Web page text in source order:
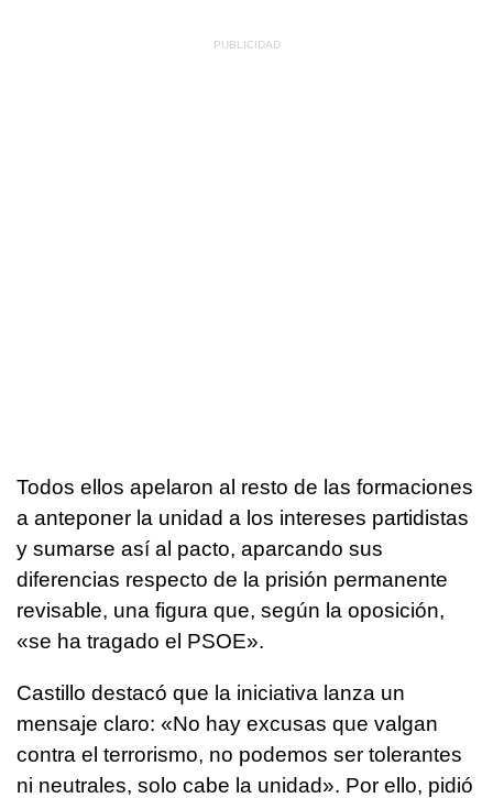
Todos ellos apelaron al resto de las formaciones
a anteponer la unidad a los intereses partidistas
y sumarse así al pacto, aparcando sus
diferencias respecto de la prisión permanente
revisable, una figura que, según la oposición,
«se ha tragado el PSOE».
Castillo destacó que la iniciativa lanza un
mensaje claro: «No hay excusas que valgan
contra el terrorismo, no podemos ser tolerantes
ni neutrales, solo cabe la unidad». Por ello, pidió